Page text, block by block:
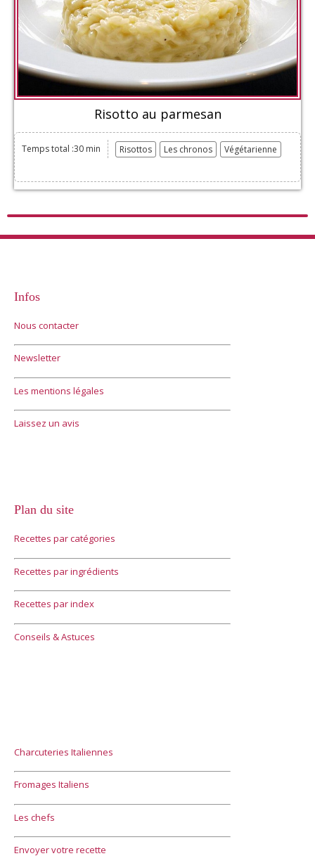
Risotto au parmesan
Temps total :30 min Risottos Les chronos Végétarienne
Infos
Nous contacter
Newsletter
Les mentions légales
Laissez un avis
Plan du site
Recettes par catégories
Recettes par ingrédients
Recettes par index
Conseils & Astuces
Charcuteries Italiennes
Fromages Italiens
Les chefs
Envoyer votre recette